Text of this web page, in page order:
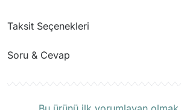
Taksit Seçenekleri
Soru & Cevap